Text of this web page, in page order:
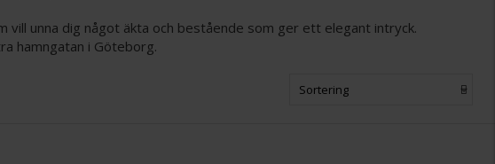
unna dig något äkta och bestående som ger ett elegant intryck.
hamngatan i Göteborg.
Sortering